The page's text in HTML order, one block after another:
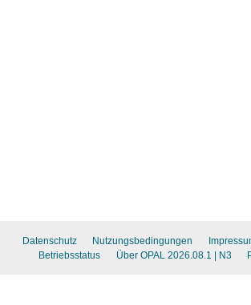
Datenschutz Nutzungsbedingungen
Betriebsstatus
Über OPAL 2026.08.1 | N3